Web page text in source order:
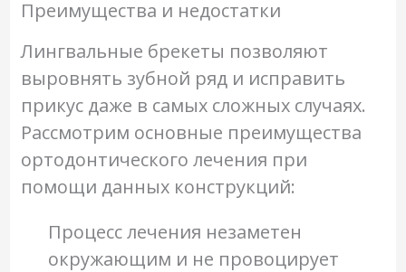
Преимущества и недостатки
Лингвальные брекеты позволяют
выровнять зубной ряд и исправить
прикус даже в самых сложных случаях.
Рассмотрим основные преимущества
ортодонтического лечения при
помощи данных конструкций:
Процесс лечения незаметен
окружающим и не провоцирует